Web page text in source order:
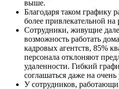
выше.
Благодаря таком графику
более привлекательной на
Сотрудники, живущие
возможность работать
кадровых агентств, 85%
персонала отклоняют
удаленности. Гибкий
соглашаться даже на
У сотрудников,